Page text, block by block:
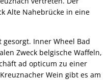
Alte Nahebrücke in eine
Inner Wheel Bad
Zweck belgische Waffeln,
ad opticum zu einer
Wein gibt es am